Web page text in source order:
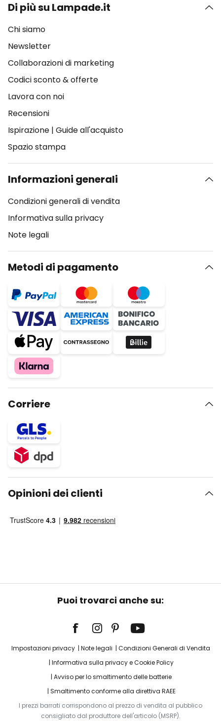
Di più su Lampade.it
Chi siamo
Newsletter
Collaborazioni di marketing
Codici sconto & offerte
Lavora con noi
Recensioni
Ispirazione | Guide all'acquisto
Spazio stampa
Informazioni generali
Condizioni generali di vendita
Informativa sulla privacy
Note legali
Metodi di pagamento
Corriere
Opinioni dei clienti
Puoi trovarci anche su:
Impostazioni privacy Note legali
Condizioni Generali di Vendita
Informativa sulla privacy e Cookie Policy
Avviso per lo smaltimento delle batterie
Smaltimento conforme alla direttiva RAEE
I prezzi barrati corrispondono al prezzo di vendita al pubblico
consigliato dal produttore dell'articolo (MSRP).